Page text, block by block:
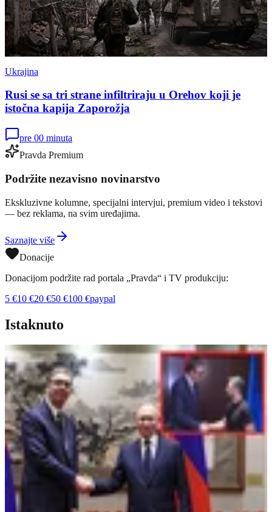
Ukrajina
Rusi se sa tri strane infiltriraju u Orehov koji je
istočna kapija Zaporožja
pre 00 minuta
Pravda Premium
Podržite nezavisno novinarstvo
Ekskluzivne kolumne, specijalni intervjui, premium video i tekstovi
— bez reklama, na svim uređajima.
Saznajte više
Donacije
Donacijom podržite rad portala „Pravda“ i TV produkciju:
5 €10 €20 €50 €100 €paypal
Istaknuto